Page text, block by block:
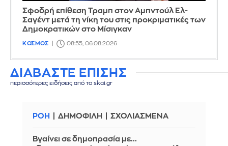
Σφοδρή επίθεση Τραμπ στον Αμπντούλ Ελ-
Σαγέντ μετά τη νίκη του στις προκριματικές των
Δημοκρατικών στο Μίσιγκαν
ΚΟΣΜΟΣ 08:55, 06.08.2026
ΔΙΑΒΑΣΤΕ ΕΠΙΣΗΣ
περισσότερες ειδήσεις από το skai.gr
ΡΟΗ ΔΗΜΟΦΙΛΗ ΣΧΟΛΙΑΣΜΕΝΑ
Βγαίνει σε δημοπρασία με...